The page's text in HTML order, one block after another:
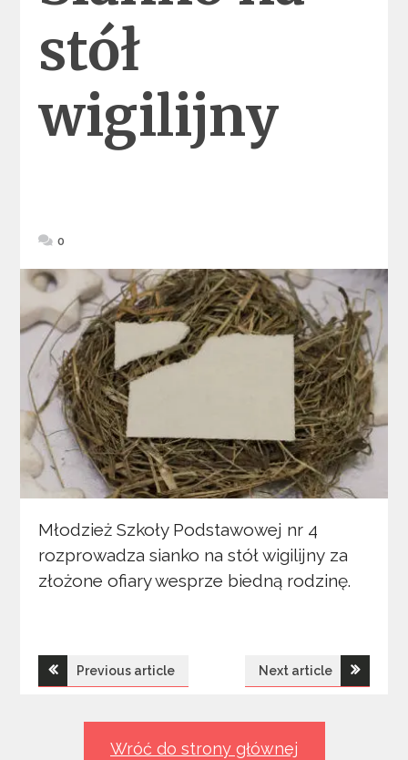
stół
wigilijny
0
Młodzież Szkoły Podstawowej nr 4
rozprowadza sianko na stół wigilijny za
złożone ofiary wesprze biedną rodzinę.
Nawigacja
Previous article Next article
Wróć do strony głównej